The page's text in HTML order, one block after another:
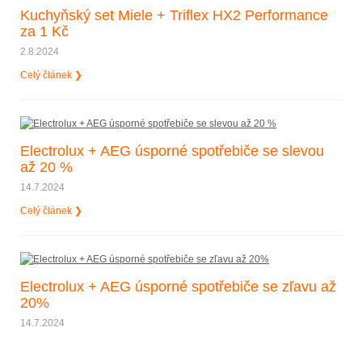
Kuchyňský set Miele + Triflex HX2 Performance
za 1 Kč
2.8.2024
Celý článek ❯
Electrolux + AEG úsporné spotřebiče se slevou
až 20 %
14.7.2024
Celý článek ❯
Electrolux + AEG úsporné spotřebiče se zľavu až
20%
14.7.2024